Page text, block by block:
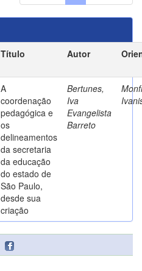
Título Autor
A
coordenação
pedagógica e
os
delineamentos
da secretaria
da educação
do estado de
São Paulo,
desde sua
criação
Bertunes,
Iva
Evangelista
Barreto